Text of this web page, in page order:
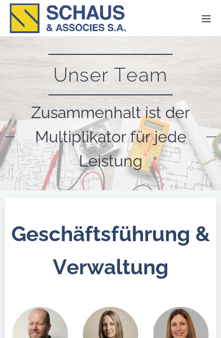
Unser Team
Zusammenhalt ist der
Multiplikator für jede
Leistung
Geschäftsführung &
Verwaltung